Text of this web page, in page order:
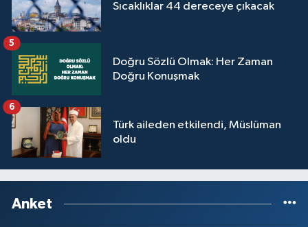
Sıcaklıklar 44 dereceye çıkacak
Doğru Sözlü Olmak: Her Zaman
Doğru Konuşmak
5
Türk aileden etkilendi, Müslüman
oldu
6
Anket